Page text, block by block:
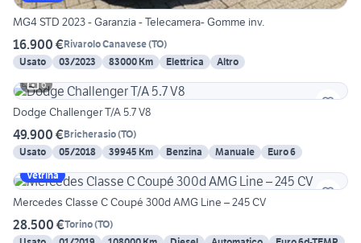
MG4 STD 2023 - Garanzia - Telecamera- Gomme inv.
16.900 €Rivarolo Canavese(TO)
Usato
03/2023 83000 Km Elettrica
Altro
6
Dodge Challenger T/A 5.7 V8
49.900 €Bricherasio(TO)
Usato
05/2018 39945 Km Benzina Manuale
Euro 6
Vetrina
Mercedes Classe C Coupé 300d AMG Line – 245 CV
28.500 €Torino(TO)